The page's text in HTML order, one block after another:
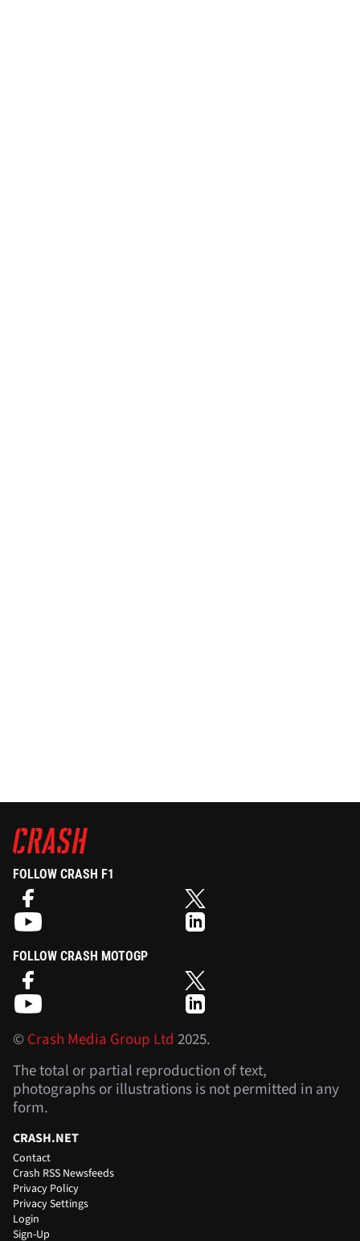
FOLLOW CRASH F1
FOLLOW CRASH MOTOGP
©Crash Media Group Ltd 2025.
The total or partial reproduction of text,
photographs or illustrations is not permitted in any
form.
CRASH.NET
Contact
Crash RSS Newsfeeds
Privacy Policy
Privacy Settings
Login
Sign-Up